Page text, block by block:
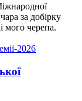
за добірку
мого черепа.